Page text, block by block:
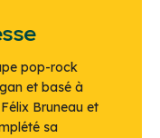
pop-rock
et basé à
Bruneau et
sa